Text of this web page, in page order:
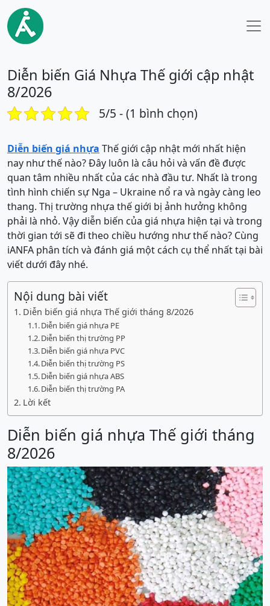
Diễn biến Giá Nhựa Thế giới cập nhật
8/2026
5/5 - (1 bình chọn)
Diễn biến giá nhựa Thế giới cập nhật mới nhất hiện
nay như thế nào? Đây luôn là câu hỏi và vấn đề được
quan tâm nhiều nhất của các nhà đầu tư. Nhất là trong
tình hình chiến sự Nga – Ukraine nổ ra và ngày càng leo
thang. Thị trường nhựa thế giới bị ảnh hưởng không
phải là nhỏ. Vậy diễn biến của giá nhựa hiện tại và trong
thời gian tới sẽ đi theo chiều hướng như thế nào? Cùng
iANFA phân tích và đánh giá một cách cụ thể nhất tại bài
viết dưới đây nhé.
Nội dung bài viết
Diễn biến giá nhựa Thế giới tháng 8/2026
Diễn biến giá nhựa PE
Diễn biến thị trường PP
Diễn biến giá nhựa PVC
Diễn biến thị trường PS
Diễn biến giá nhựa ABS
Diễn biến thị trường PA
Lời kết
Diễn biến giá nhựa Thế giới tháng
8/2026